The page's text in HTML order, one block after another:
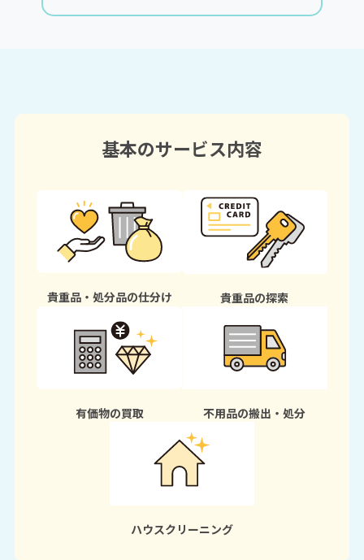
基本のサービス内容
貴重品・処分品の仕分け 貴重品の探索
有価物の買取 不用品の搬出・処分
ハウスクリーニング